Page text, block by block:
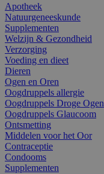
Apotheek
Natuurgeneeskunde
Supplementen
Welzijn & Gezondheid
Verzorging
Voeding en dieet
Dieren
Ogen en Oren
Oogdruppels allergie
Oogdruppels Droge Ogen
Oogdruppels Glaucoom
Ontsmetting
Middelen voor het Oor
Contraceptie
Condooms
Supplementen